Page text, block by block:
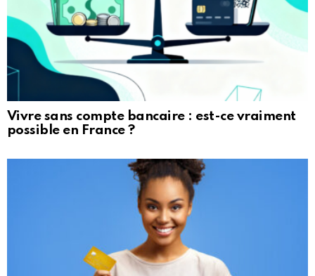
Vivre sans compte bancaire : est-ce vraiment
possible en France ?